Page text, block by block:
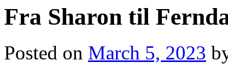
Fra Sharon til
Posted on March 5, 2023